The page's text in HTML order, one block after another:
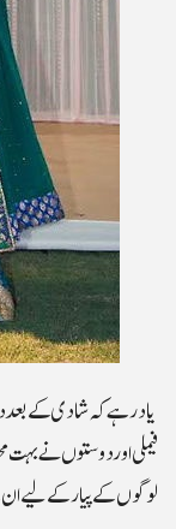
یاد رہے کہ شادی کے بعد
فیملی اور دوستوں نے
لوگوں کے پیار کے لیے